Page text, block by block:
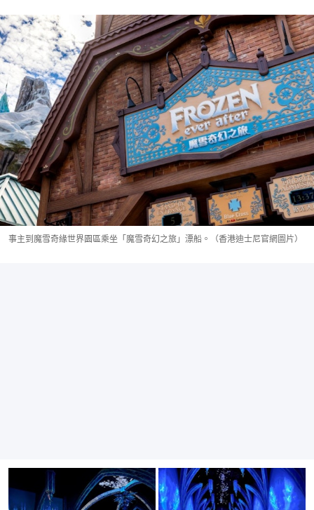
事主到魔雪奇緣世界園區乘坐「魔雪奇幻之旅」漂船。（香港迪士尼官網圖片）